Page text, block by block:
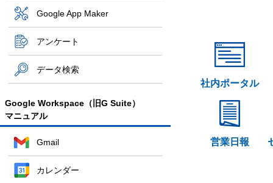
Google App Maker
アンケート
データ検索
Google Workspace（旧G Suite）
マニュアル
Gmail
カレンダー
社内ポータル
営業日報